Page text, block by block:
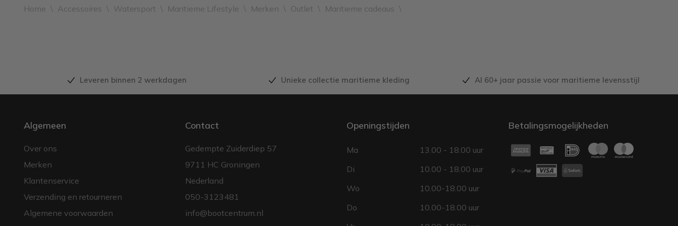
Home \ Accessoires \ Watersport \ Maritieme Lifestyle \ Merken \ Outlet \ Maritieme cadeaus \
Leveren binnen 2 werkdagen Unieke collectie maritieme kleding Al 60+ jaar passie voor maritieme levensstijl
Algemeen
Over ons
Merken
Klantenservice
Verzending en retourneren
Algemene voorwaarden
Contact
Gedempte Zuiderdiep 57
9711 HC Groningen
Nederland
050-3123481
info@bootcentrum.nl
Openingstijden
Ma
13.00 - 18.00 uur
Di
10.00 - 18.00 uur
Wo
10.00-18.00 uur
Do
10.00-18.00 uur
Betalingsmogelijkheden